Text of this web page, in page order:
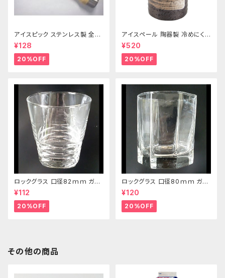
アイスピック ステンレス製 全長
215ｍｍ
¥128
20%OFF
アイスペール 陶器製 冷めにくい
二重構造 860ml
¥520
20%OFF
ロックグラス 口径82ｍｍ ガラ
ス製 250cc
¥112
20%OFF
ロックグラス 口径80ｍｍ ガラ
ス製 220cc
¥120
20%OFF
その他の商品